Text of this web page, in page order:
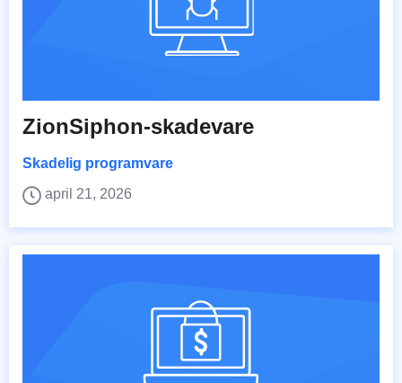
ZionSiphon-skadevare
Skadelig programvare
april 21, 2026